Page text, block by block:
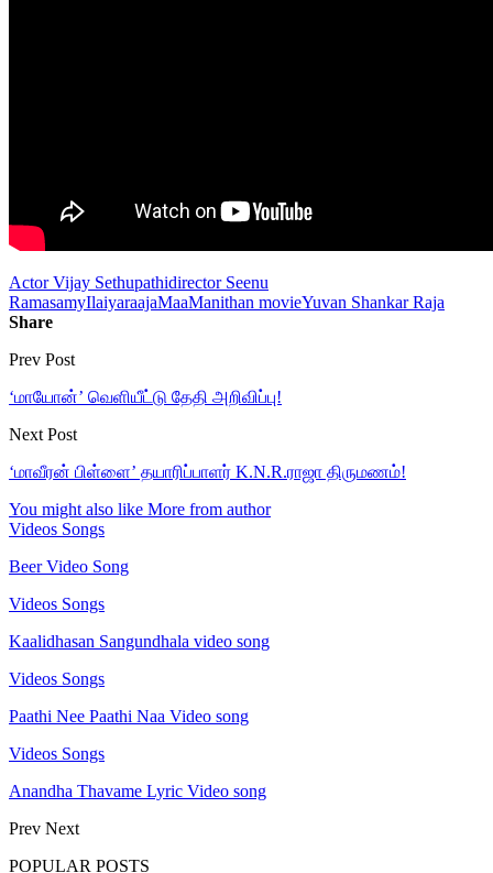
Actor Vijay Sethupathidirector Seenu
RamasamyIlaiyaraajaMaaManithan movieYuvan Shankar Raja
Share
Prev Post
‘மாயோன்’ வெளியீட்டு தேதி அறிவிப்பு!
Next Post
‘மாவீரன் பிள்ளை’ தயாரிப்பாளர் K.N.R.ராஜா திருமணம்!
You might also like More from author
Videos Songs
Beer Video Song
Videos Songs
Kaalidhasan Sangundhala video song
Videos Songs
Paathi Nee Paathi Naa Video song
Videos Songs
Anandha Thavame Lyric Video song
Prev Next
POPULAR POSTS